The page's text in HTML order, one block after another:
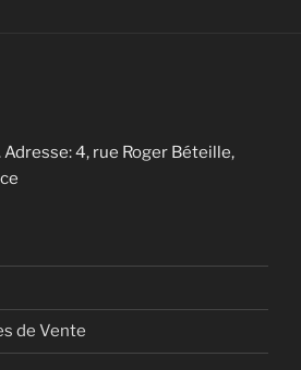
4, rue Roger Béteille,
de Vente